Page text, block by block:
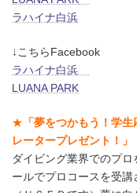
ラハイナ白浜
↓こちらFacebook
ラハイナ白浜
LUANA PARK
★ 「夢をつかもう！学
レータープレゼント！」
ダイビング業界でのプ
ールでプロコースを受講